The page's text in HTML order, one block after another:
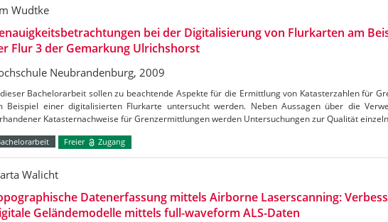
Wudtke
bei der Digitalisierung von Flurkarten am
Flur 3 der Gemarkung Ulrichshorst
Neubrandenburg, 2009
Bachelorarbeit sollen zu beachtende Aspekte für die Ermittlung von Katasterzahlen für
Beispiel einer digitalisierten Flurkarte untersucht werden. Neben Aussagen über die
Katasternachweise für Grenzermittlungen werden Untersuchungen zur Qualität
Freier Zugang
Walicht
Datenerfassung mittels Airborne Laserscanning:
Geländemodelle mittels full-waveform ALS-Daten